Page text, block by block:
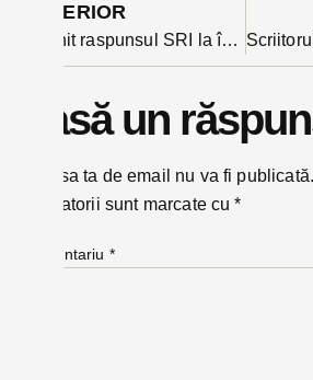
ANTERIOR
A venit raspunsul SRI la întrebarile comisiei parlamentare legate de interferența unor entități statale sau non statale în alegerile din România
Lasă un
Adresa ta de email nu va fi publicată.
obligatorii sunt marcate cu*
Comentariu *